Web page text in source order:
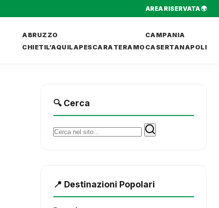
AREA RISERVATA 🌍
ABRUZZO
CHIETIL’AQUILAPESCARA TERAMO
CAMPANIA
CASERTANAPOLI
🔍 Cerca
Cerca:
📍 Destinazioni Popolari